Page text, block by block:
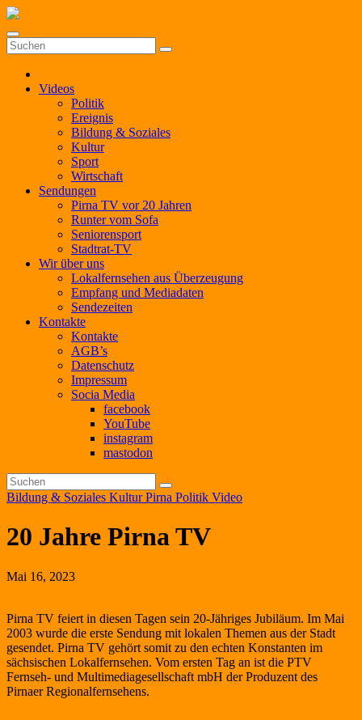
Zum
springen
Videos
Politik
Ereignis
Bildung & Soziales
Kultur
Sport
Wirtschaft
Sendungen
Pirna TV vor 20 Jahren
Runter vom Sofa
Seniorensport
Stadtrat-TV
Wir über uns
Lokalfernsehen aus Überzeugung
Empfang und Mediadaten
Sendezeiten
Kontakte
Kontakte
AGB’s
Datenschutz
Impressum
Socia Media
facebook
YouTube
instagram
mastodon
Bildung & Soziales KulturPirna Politik Video
20 Jahre Pirna TV
Mai 16, 2023
Pirna TV feiert in diesen Tagen sein 20-Jähriges Jubiläum. Im Mai
2003 wurde die erste Sendung mit lokalen Themen aus der Stadt
gesendet. Pirna TV gehört somit zu den echten Konstanten im
sächsischen Lokalfernsehen. Vom ersten Tag an ist die PTV
Fernseh- und Multimediagesellschaft mbH der Produzent des
Pirnaer Regionalfernsehens.